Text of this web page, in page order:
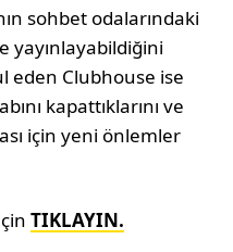
sohbet odalarındaki
yayınlayabildiğini
eden Clubhouse ise
kapattıklarını ve
için yeni önlemler
TIKLAYIN.